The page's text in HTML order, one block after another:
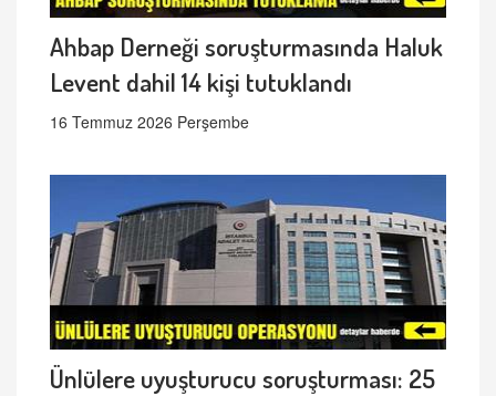
Ahbap Derneği soruşturmasında Haluk
Levent dahil 14 kişi tutuklandı
16 Temmuz 2026 Perşembe
Ünlülere uyuşturucu soruşturması: 25